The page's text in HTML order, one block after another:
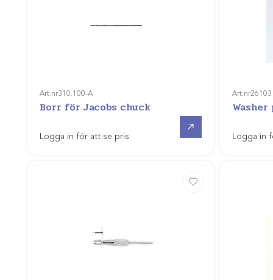
Art.nr310.100-A
Borr för Jacobs chuck
Logga in för att se pris
Art.nr26103
Washer
Logga in